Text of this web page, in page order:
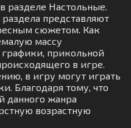
разделе Настольные.
представляют
сюжетом. Как
массу
графики, прикольной
в игре.
в игру могут играть
Благодаря тому, что
данного жанра
возрастную